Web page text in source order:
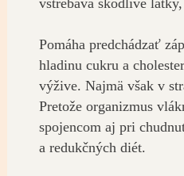
vstrebáva škodlivé
Pomáha predchádzať
hladinu cukru a
výžive. Najmä však v
Pretože organizmus
spojencom aj pri
a redukčných diét.